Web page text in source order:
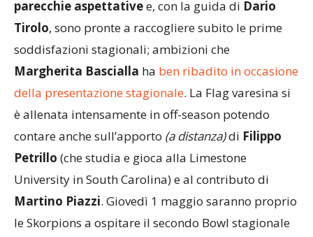
Come detto, le grigiorosse portano con sé
parecchie aspettativee, con la guida diDario
Tirolo, sono pronte a raccogliere subito le prime
soddisfazioni stagionali; ambizioni che
Margherita Basciallahaben ribadito in occasione
della presentazione stagionale. La Flag varesina si
è allenata intensamente in off-season potendo
contare anche sull’apporto (a distanza)diFilippo
Petrillo(che studia e gioca alla Limestone
University in South Carolina) e al contributo di
Martino Piazzi. Giovedì 1 maggio saranno proprio